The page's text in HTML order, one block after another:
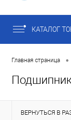
КАТАЛОГ
Главная страница •
ВЕРНУТЬСЯ В